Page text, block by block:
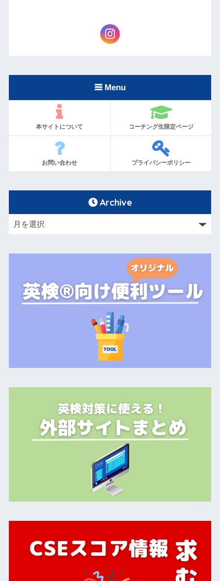
Menu
本サイトについて コーチング生限定ページ
お問い合わせ プライバシーポリシー
Archive